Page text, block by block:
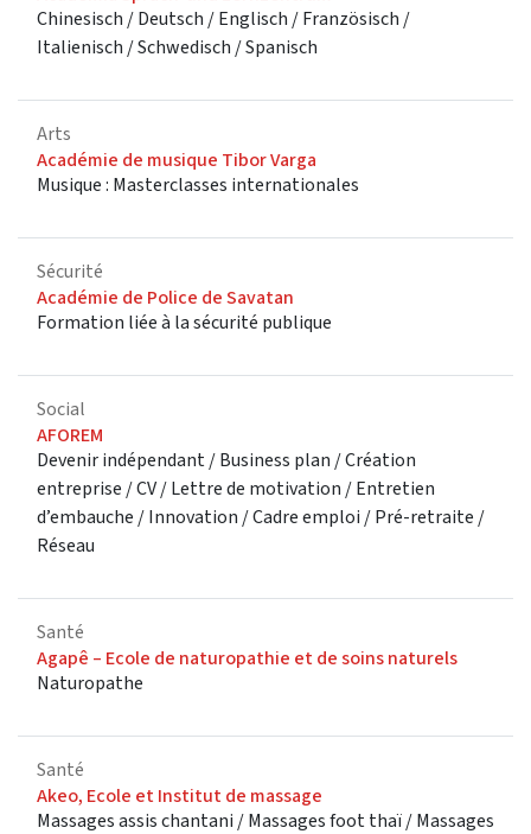
Chinesisch / Deutsch / Englisch / Französisch /
Italienisch / Schwedisch / Spanisch
Arts
Académie de musique Tibor Varga
Musique : Masterclasses internationales
Sécurité
Académie de Police de Savatan
Formation liée à la sécurité publique
Social
AFOREM
Devenir indépendant / Business plan / Création
entreprise / CV / Lettre de motivation / Entretien
d’embauche / Innovation / Cadre emploi / Pré-retraite /
Réseau
Santé
Agapê – Ecole de naturopathie et de soins naturels
Naturopathe
Santé
Akeo, Ecole et Institut de massage
Massages assis chantani / Massages foot thaï / Massages